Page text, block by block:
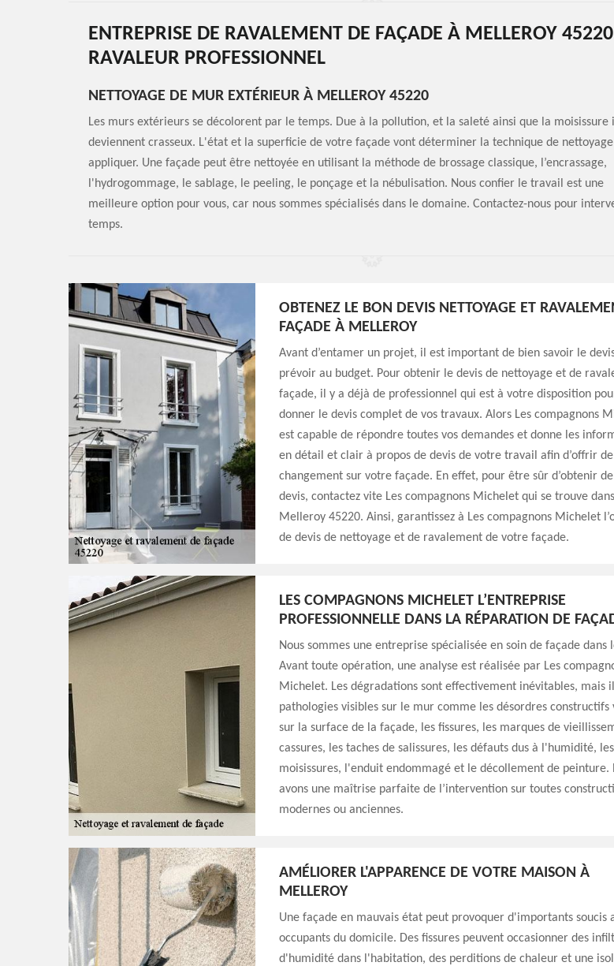
ENTREPRISE DE RAVALEMENT DE FAÇADE À MELLEROY
RAVALEUR PROFESSIONNEL
NETTOYAGE DE MUR EXTÉRIEUR À MELLEROY 45220
Les murs extérieurs se décolorent par le temps. Due à la pollution, et la saleté ainsi que la moisissure
deviennent crasseux. L'état et la superficie de votre façade vont déterminer la technique de
appliquer. Une façade peut être nettoyée en utilisant la méthode de brossage classique, l’encrassage,
l'hydrogommage, le sablage, le peeling, le ponçage et la nébulisation. Nous confier le travail est une
meilleure option pour vous, car nous sommes spécialisés dans le domaine. Contactez-nous pour
temps.
OBTENEZ LE BON DEVIS NETTOYAGE ET
FAÇADE À MELLEROY
Avant d’entamer un projet, il est important de bien savoir le
prévoir au budget. Pour obtenir le devis de nettoyage et de
façade, il y a déjà de professionnel qui est à votre disposition
donner le devis complet de vos travaux. Alors Les compagnons
est capable de répondre toutes vos demandes et donne les
en détail et clair à propos de devis de votre travail afin d’offrir
changement sur votre façade. En effet, pour être sûr d’obtenir
devis, contactez vite Les compagnons Michelet qui se trouve dans
Melleroy 45220. Ainsi, garantissez à Les compagnons Michelet
de devis de nettoyage et de ravalement de votre façade.
LES COMPAGNONS MICHELET L’ENTREPRISE
PROFESSIONNELLE DANS LA RÉPARATION DE
Nous sommes une entreprise spécialisée en soin de façade dans
Avant toute opération, une analyse est réalisée par Les
Michelet. Les dégradations sont effectivement inévitables, mais
pathologies visibles sur le mur comme les désordres constructifs
sur la surface de la façade, les fissures, les marques de
cassures, les taches de salissures, les défauts dus à l'humidité, les
moisissures, l'enduit endommagé et le décollement de peinture.
avons une maîtrise parfaite de l’intervention sur toutes
modernes ou anciennes.
AMÉLIORER L'APPARENCE DE VOTRE MAISON À
MELLEROY
Une façade en mauvais état peut provoquer d'importants soucis
occupants du domicile. Des fissures peuvent occasionner des
d'humidité dans l'habitation, des perditions de chaleur et une